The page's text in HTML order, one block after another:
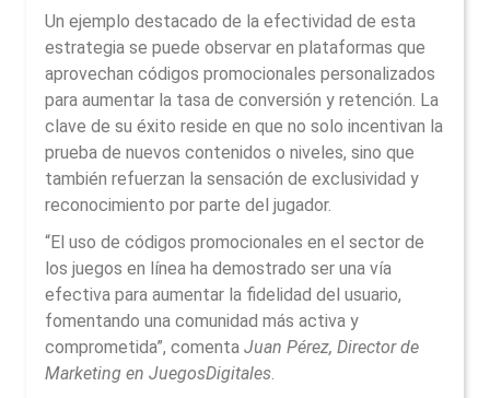
Un ejemplo destacado de la efectividad de esta
estrategia se puede observar en plataformas que
aprovechan códigos promocionales personalizados
para aumentar la tasa de conversión y retención. La
clave de su éxito reside en que no solo incentivan la
prueba de nuevos contenidos o niveles, sino que
también refuerzan la sensación de exclusividad y
reconocimiento por parte del jugador.
“El uso de códigos promocionales en el sector de
los juegos en línea ha demostrado ser una vía
efectiva para aumentar la fidelidad del usuario,
fomentando una comunidad más activa y
comprometida”, comenta Juan Pérez, Director de
Marketing en JuegosDigitales.